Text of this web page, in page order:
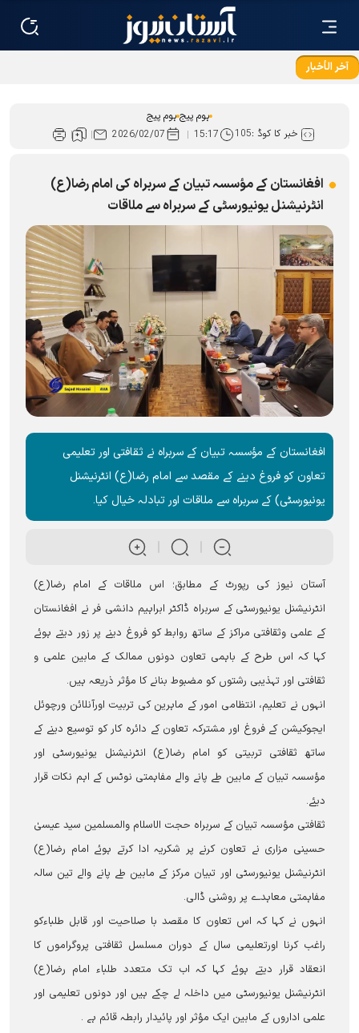
آخر الأخبار
ہوم پیج ہوم پیج
خبر کا کوڈ :105
15:17
2026/02/07
افغانستان کے مؤسسہ تبیان کے سربراہ کی امام رضا(ع)
انٹرنیشنل یونیورسٹی کے سربراہ سے ملاقات
افغانستان کے مؤسسہ تبیان کے سربراہ نے ثقافتی اور تعلیمی
تعاون کو فروغ دینے کے مقصد سے امام رضا(ع) انٹرنیشنل
یونیورسٹی) کے سربراہ سے ملاقات اور تبادلہ خیال کیا۔
آستان نیوز کی رپورٹ کے مطابق؛ اس ملاقات کے امام رضا(ع)
انٹرنیشنل یونیورسٹی کے سربراہ ڈاکٹر ابراہیم دانشی فر نے افغانستان
کے علمی وثقافتی مراکز کے ساتھ روابط کو فروغ دینے پر زور دیتے ہوئے
کہا کہ اس طرح کے باہمی تعاون دونوں ممالک کے مابین علمی و
ثقافتی اور تہذیبی رشتوں کو مضبوط بنانے کا مؤثر ذریعہ ہیں۔
انہوں نے تعلیم، انتظامی امور کے ماہرین کی تربیت اورآنلائن ورچوئل
ایجوکیشن کے فروغ اور مشترکہ تعاون کے دائرہ کار کو توسیع دینے کے
ساتھ ثقافتی تربیتی کو امام رضا(ع) انٹرنیشنل یونیورسٹی اور
مؤسسہ تبیان کے مابین طے پانے والے مفاہمتی نوٹس کے اہم نکات قرار
دیئے۔
ثقافتی مؤسسہ تبیان کے سربراہ حجت الاسلام والمسلمین سید عیسیٰ
حسینی مزاری نے تعاون کرنے پر شکریہ ادا کرتے ہوئے امام رضا(ع)
انٹرنیشنل یونیورسٹی اور تبیان مرکز کے مابین طے پانے والے تین سالہ
مفاہمتی معاہدے پر روشنی ڈالی۔
انہوں نے کہا کہ اس تعاون کا مقصد با صلاحیت اور قابل طلباءکو
راغب کرنا اورتعلیمی سال کے دوران مسلسل ثقافتی پروگراموں کا
انعقاد قرار دیتے ہوئے کہا کہ اب تک متعدد طلباء امام رضا(ع)
انٹرنیشنل یونیورسٹی میں داخلہ لے چکے ہیں اور دونوں تعلیمی اور
علمی اداروں کے مابین ایک مؤثر اور پائیدار رابطہ قائم ہے ۔